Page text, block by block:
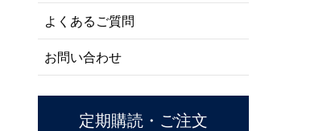
よくあるご質問
お問い合わせ
定期購読・ご注文